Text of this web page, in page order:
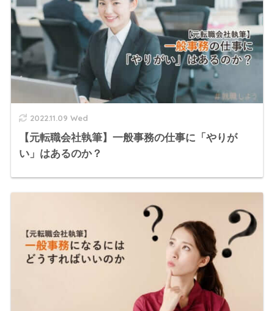
2022.11.09 Wed
【元転職会社執筆】一般事務の仕事に「やりが
い」はあるのか？